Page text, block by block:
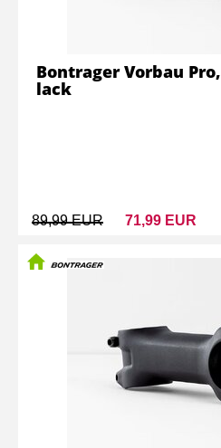
89,99 EUR 71,99 EUR
Bontrager Vorbau
lack